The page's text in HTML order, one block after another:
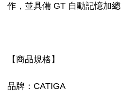
作，並具備 GT 自動記憶加總
【商品規格】
品牌：CATIGA